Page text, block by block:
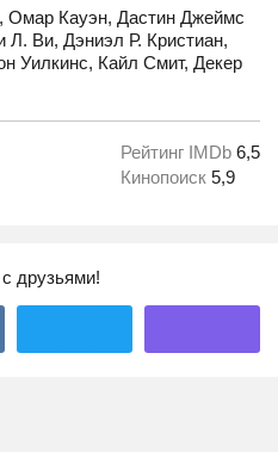
Омар Кауэн, Дастин Джеймс
Ви, Дэниэл Р. Кристиан,
Уилкинс, Кайл Смит, Декер
Рейтинг IMDb 6,5
Кинопоиск 5,9
друзьями!